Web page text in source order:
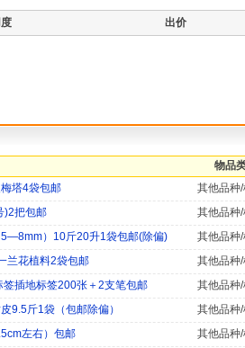
出价
物品
塔4袋包邮
其他品种
)2把包邮
其他品种
）10斤20升1袋包邮(除偏)
其他品种
兰花植料2袋包邮
其他品种
签插地标签200张＋2支笔包邮
其他品种
9.5斤1袋（包邮除偏）
其他品种
左右）包邮
其他品种